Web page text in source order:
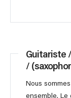
Guitariste
/
Nous
ensemble. Le